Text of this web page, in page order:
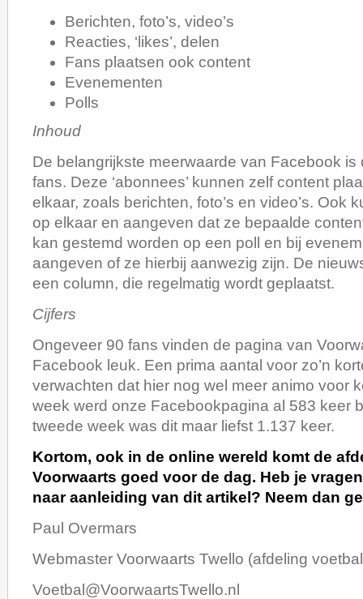
Berichten, foto’s, video’s
Reacties, ‘likes’, delen
Fans plaatsen ook content
Evenementen
Polls
Inhoud
De belangrijkste meerwaarde van Facebook is
fans. Deze ‘abonnees’ kunnen zelf content
elkaar, zoals berichten, foto’s en video’s. Ook
op elkaar en aangeven dat ze bepaalde
kan gestemd worden op een poll en bij
aangeven of ze hierbij aanwezig zijn. De
een column, die regelmatig wordt geplaatst.
Cijfers
Ongeveer 90 fans vinden de pagina van
Facebook leuk. Een prima aantal voor zo’n
verwachten dat hier nog wel meer animo voor
week werd onze Facebookpagina al 583 keer
tweede week was dit maar liefst 1.137 keer.
Kortom, ook in de online wereld komt de
Voorwaarts goed voor de dag. Heb je
naar aanleiding van dit artikel? Neem dan
Paul Overmars
Webmaster Voorwaarts Twello (afdeling
Voetbal@VoorwaartsTwello.nl